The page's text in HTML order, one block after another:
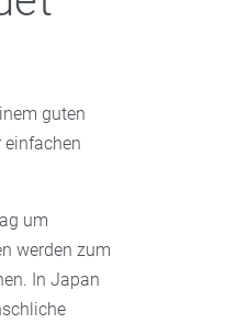
guten
um
werden zum
In Japan